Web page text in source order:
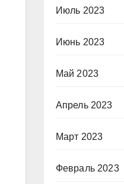
Июль 2023
Июнь 2023
Май 2023
Апрель 2023
Март 2023
Февраль 2023